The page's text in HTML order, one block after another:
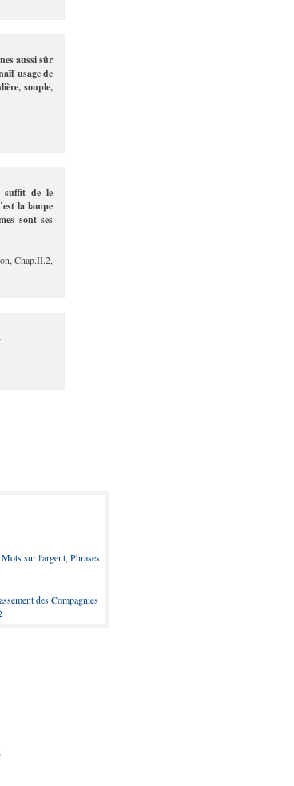
aussi sûr
usage de
souple,
suffit de le
la lampe
sont ses
Chap.II.2,
Mots sur l'argent, Phrases
des Compagnies